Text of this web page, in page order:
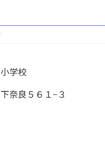
学校
奈良５６１−３